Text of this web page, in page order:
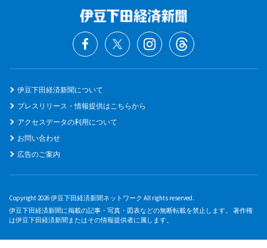
伊豆下田経済新聞について
プレスリリース・情報提供はこちらから
アクセスデータの利用について
お問い合わせ
広告のご案内
Copyright 2026 伊豆下田経済新聞ネットワーク All rights reserved.
伊豆下田経済新聞に掲載の記事・写真・図表などの無断転載を禁止します。 著作権
は伊豆下田経済新聞またはその情報提供者に属します。